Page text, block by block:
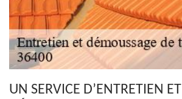
UN SERVICE D’ENTRETIEN ET